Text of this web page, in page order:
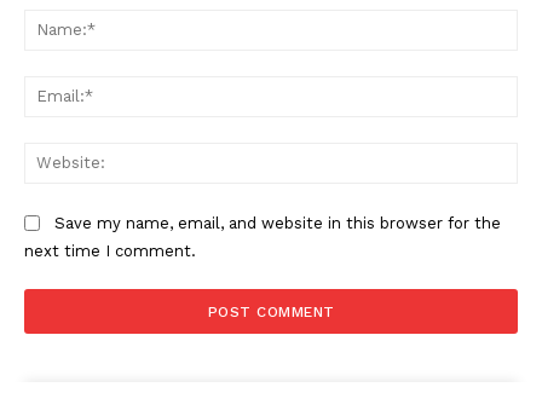
Save my name, email, and website in this browser for the
next time I comment.